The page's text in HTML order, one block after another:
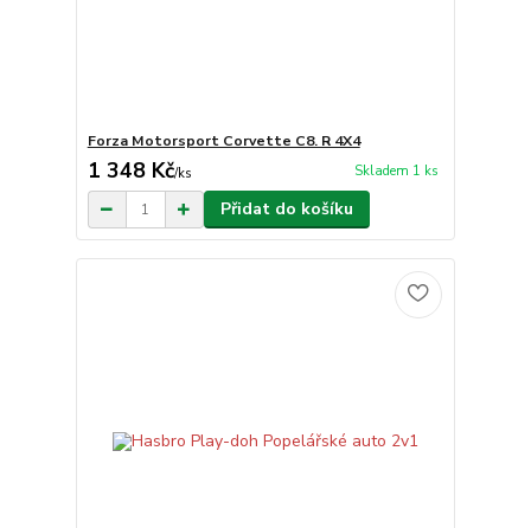
Forza Motorsport Corvette C8. R 4X4
1 348 Kč/ks Skladem 1 ks
Přidat do košíku